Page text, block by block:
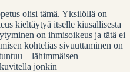
olisi tämä. Yksilöllä on
kieltäytyä itselle kiusallisesta
on ihmisoikeus ja tätä ei
kohtelias sivuuttaminen on
– lähimmäisen
jonkin